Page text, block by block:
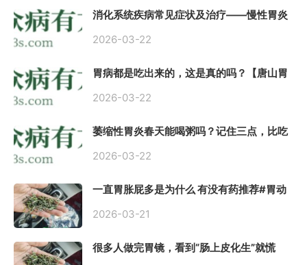
消化系统疾病常见症状及治疗——慢性胃炎
2026-03-22
胃病都是吃出来的，这是真的吗？【唐山胃
2026-03-22
萎缩性胃炎春天能喝粥吗？记住三点，比吃
2026-03-22
一直胃胀屁多是为什么 有没有药推荐#胃动
2026-03-21
很多人做完胃镜，看到“肠上皮化生”就慌